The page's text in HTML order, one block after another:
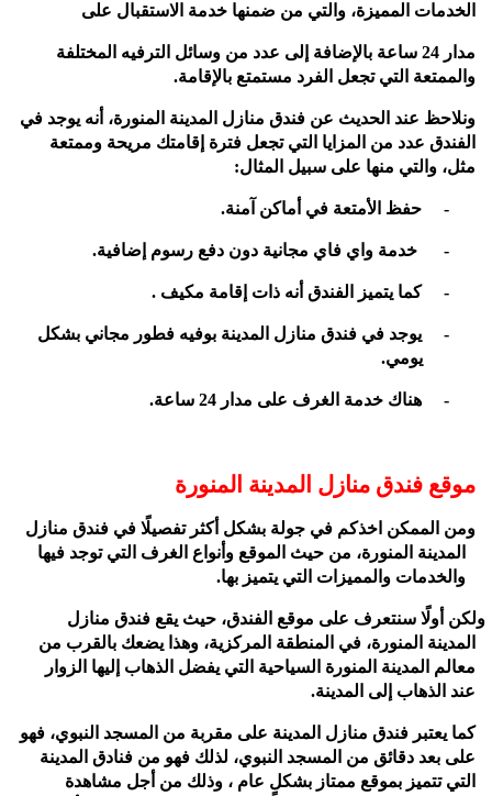
الخدمات المميزة، والتي من ضمنها خدمة الاستقبال على
مدار 24 ساعة بالإضافة إلى عدد من وسائل الترفيه المختلفة
والممتعة التي تجعل الفرد مستمتع بالإقامة.
ونلاحظ عند الحديث عن فندق منازل المدينة المنورة، أنه يوجد في
الفندق عدد من المزايا التي تجعل فترة إقامتك مريحة وممتعة
مثل، والتي منها على سبيل المثال:
- حفظ الأمتعة في أماكن آمنة.
- خدمة واي فاي مجانية دون دفع رسوم إضافية.
- كما يتميز الفندق أنه ذات إقامة مكيف .
-
يوجد في فندق منازل المدينة بوفيه فطور مجاني بشكل
يومي.
- هناك خدمة الغرف على مدار 24 ساعة.
موقع فندق منازل المدينة المنورة
ومن الممكن اخذكم في جولة بشكل أكثر تفصيلًا في فندق منازل
المدينة المنورة، من حيث الموقع وأنواع الغرف التي توجد فيها
والخدمات والمميزات التي يتميز بها.
ولكن أولًا سنتعرف على موقع الفندق، حيث يقع فندق منازل
المدينة المنورة، في المنطقة المركزية، وهذا يضعك بالقرب من
معالم المدينة المنورة السياحية التي يفضل الذهاب إليها الزوار
عند الذهاب إلى المدينة.
كما يعتبر فندق منازل المدينة على مقربة من المسجد النبوي، فهو
على بعد دقائق من المسجد النبوي، لذلك فهو من فنادق المدينة
التي تتميز بموقع ممتاز بشكلٍ عام ، وذلك من أجل مشاهدة